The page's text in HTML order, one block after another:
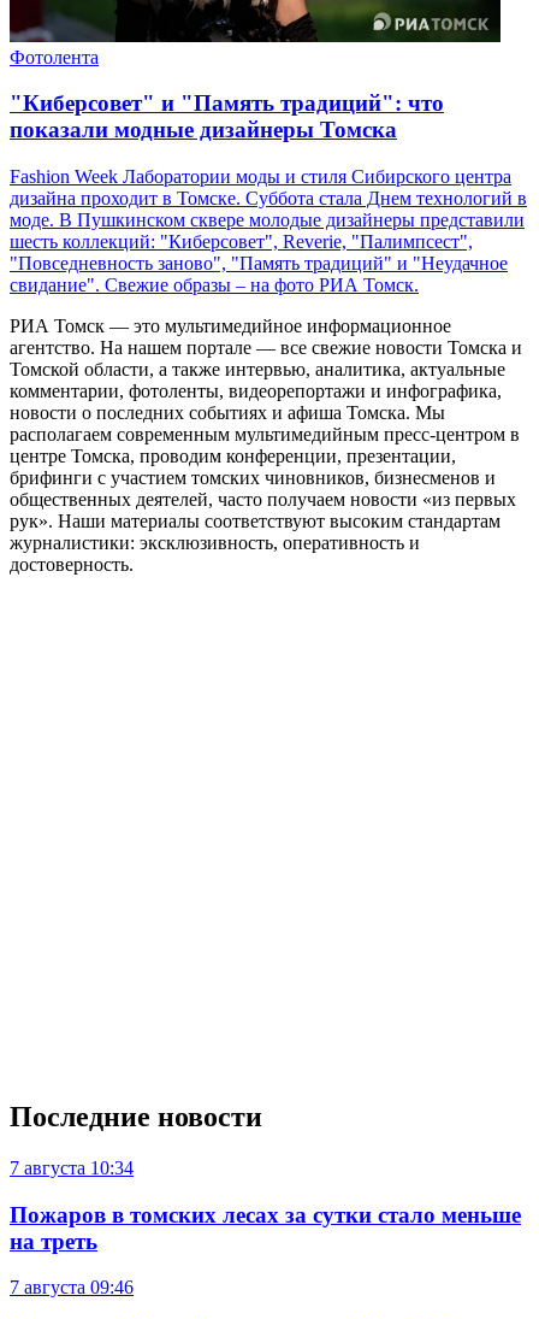
Фотолента
"Киберсовет" и "Память традиций": что
показали модные дизайнеры Томска
Fashion Week Лаборатории моды и стиля Сибирского центра
дизайна проходит в Томске. Суббота стала Днем технологий в
моде. В Пушкинском сквере молодые дизайнеры представили
шесть коллекций: "Киберсовет", Reverie, "Палимпсест",
"Повседневность заново", "Память традиций" и "Неудачное
свидание". Свежие образы – на фото РИА Томск.
РИА Томск — это мультимедийное информационное
агентство. На нашем портале — все свежие новости Томска и
Томской области, а также интервью, аналитика, актуальные
комментарии, фотоленты, видеорепортажи и инфографика,
новости о последних событиях и афиша Томска. Мы
располагаем современным мультимедийным пресс-центром в
центре Томска, проводим конференции, презентации,
брифинги с участием томских чиновников, бизнесменов и
общественных деятелей, часто получаем новости «из первых
рук». Наши материалы соответствуют высоким стандартам
журналистики: эксклюзивность, оперативность и
достоверность.
Последние новости
7 августа 10:34
Пожаров в томских лесах за сутки стало меньше
на треть
7 августа 09:46